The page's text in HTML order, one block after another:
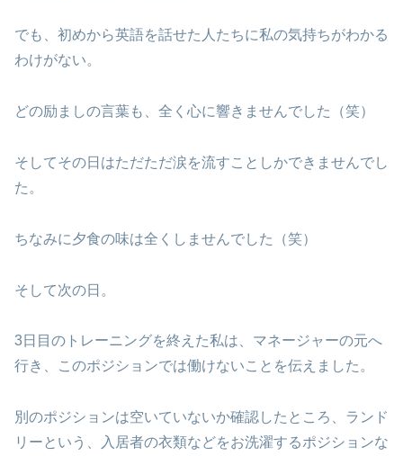
でも、初めから英語を話せた人たちに私の気持ちがわかる
わけがない。
どの励ましの言葉も、全く心に響きませんでした（笑）
そしてその日はただただ涙を流すことしかできませんでし
た。
ちなみに夕食の味は全くしませんでした（笑）
そして次の日。
3日目のトレーニングを終えた私は、マネージャーの元へ
行き、このポジションでは働けないことを伝えました。
別のポジションは空いていないか確認したところ、ランド
リーという、入居者の衣類などをお洗濯するポジションな